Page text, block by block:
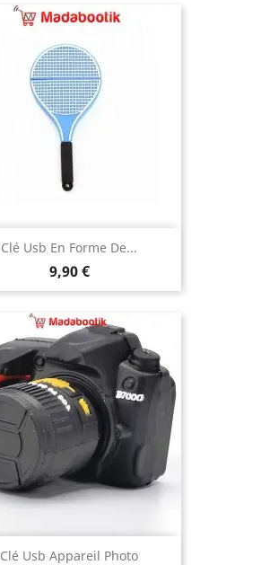
Clé Usb En Forme De...
Prix
9,90 €
Clé Usb Appareil Photo